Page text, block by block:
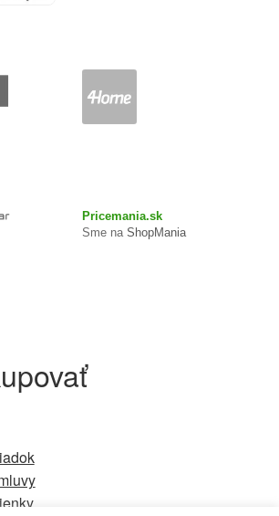
Pricemania.sk
Sme na ShopMania